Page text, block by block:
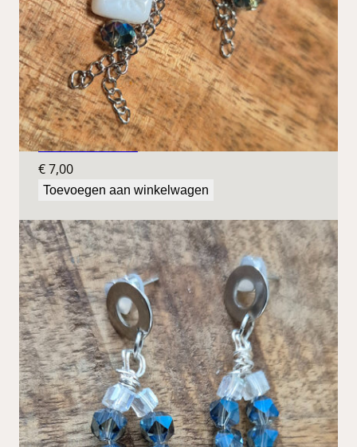
Blauwe oorbellen
€7,00
Toevoegen aan winkelwagen